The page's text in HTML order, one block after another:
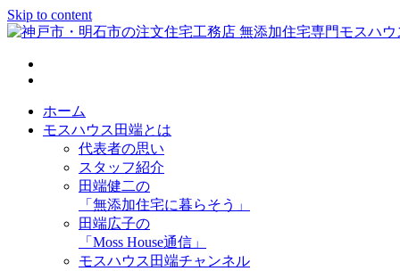
Skip to content
神戸市・明石市の注文住宅工務店 無添加住宅専門モスハウス
ホーム
モスハウス田端とは
代表者の思い
スタッフ紹介
田端健二の
「無添加住宅に暮らそう」
田端広子の
「Moss House通信」
モスハウス田端チャンネル